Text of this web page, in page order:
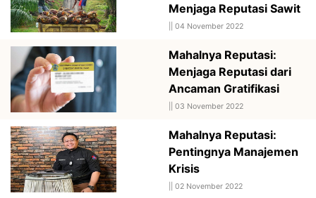
Menjaga Reputasi Sawit
04 November 2022
Mahalnya Reputasi:
Menjaga Reputasi dari
Ancaman Gratifikasi
03 November 2022
Mahalnya Reputasi:
Pentingnya Manajemen
Krisis
02 November 2022